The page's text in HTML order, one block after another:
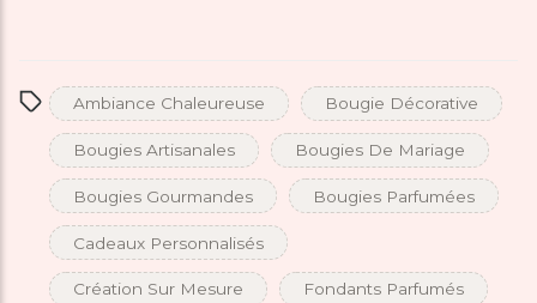
Ambiance Chaleureuse Bougie Décorative
Bougies Artisanales Bougies De Mariage
Bougies Gourmandes Bougies Parfumées
Cadeaux Personnalisés
Création Sur Mesure Fondants Parfumés